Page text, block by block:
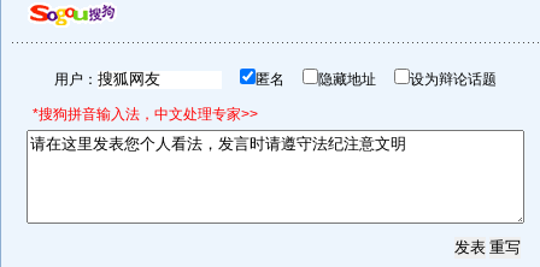
用户： 匿名 隐藏地址 设为辩论话题
*搜狗拼音输入法，中文处理专家>>